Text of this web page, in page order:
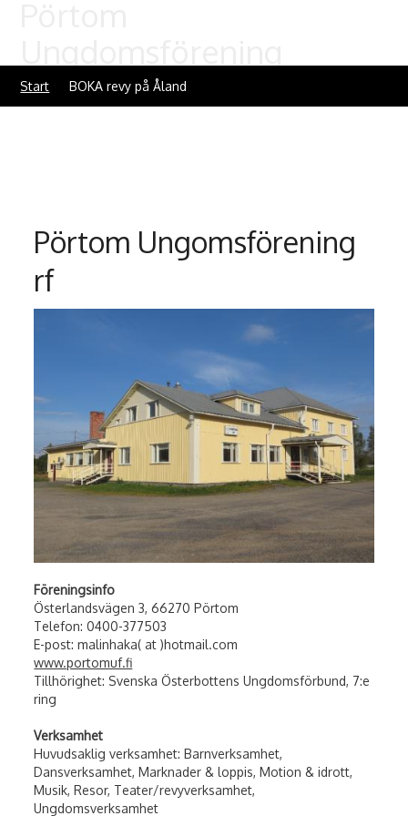
Start BOKA revy på Åland
Pörtom Ungomsförening
rf
Föreningsinfo
Österlandsvägen 3, 66270 Pörtom
Telefon: 0400-377503
E-post: malinhaka( at )hotmail.com
www.portomuf.fi
Tillhörighet: Svenska Österbottens Ungdomsförbund, 7:e
ring
Verksamhet
Huvudsaklig verksamhet: Barnverksamhet,
Dansverksamhet, Marknader & loppis, Motion & idrott,
Musik, Resor, Teater/revyverksamhet,
Ungdomsverksamhet